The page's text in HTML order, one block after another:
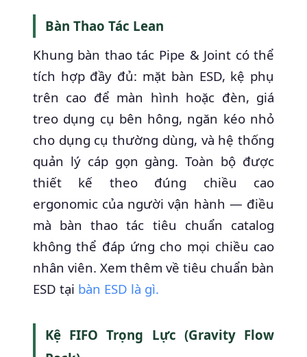
Bàn Thao Tác Lean
Khung bàn thao tác Pipe & Joint có thể
tích hợp đầy đủ: mặt bàn ESD, kệ phụ
trên cao để màn hình hoặc đèn, giá
treo dụng cụ bên hông, ngăn kéo nhỏ
cho dụng cụ thường dùng, và hệ thống
quản lý cáp gọn gàng. Toàn bộ được
thiết kế theo đúng chiều cao
ergonomic của người vận hành — điều
mà bàn thao tác tiêu chuẩn catalog
không thể đáp ứng cho mọi chiều cao
nhân viên. Xem thêm về tiêu chuẩn bàn
ESD tại bàn ESD là gì.
Kệ FIFO Trọng Lực (Gravity Flow